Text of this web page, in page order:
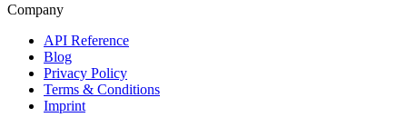
Company
API Reference
Blog
Privacy Policy
Terms & Conditions
Imprint